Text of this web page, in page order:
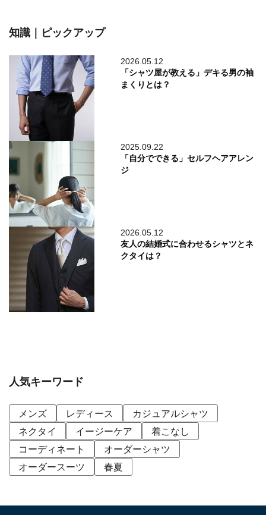
知識｜ピックアップ
2026.05.12
「シャツ屋が教える」デキる男の袖
まくりとは？
2025.09.22
「自分でできる」セルフヘアアレン
ジ
2026.05.12
友人の結婚式に合わせるシャツとネ
クタイは？
人気キーワード
メンズ レディース
カジュアルシャツ
ネクタイ
イージーケア
着こなし
コーディネート
オーダーシャツ
オーダースーツ
春夏